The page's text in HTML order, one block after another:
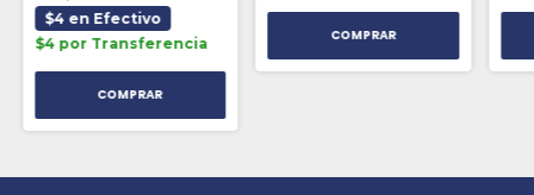
$4 en Efectivo
$4 por Transferencia